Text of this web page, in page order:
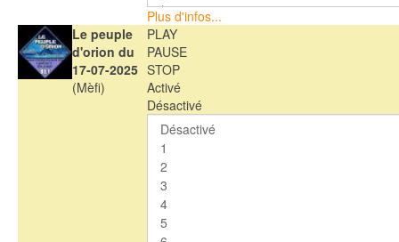
Plus d'infos...
Le peuple
d'orion du
17-07-2025
(Mèfi)
PLAY
PAUSE
STOP
Activé
Désactivé